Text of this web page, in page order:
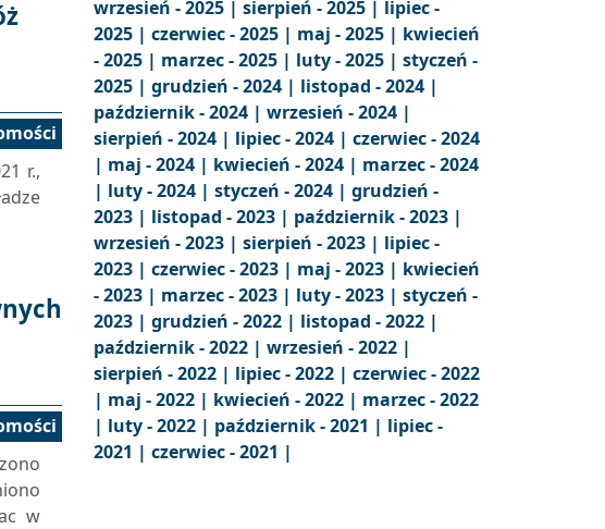
r.,
w
wrzesień - 2025 | sierpień - 2025 | lipiec -
2025 | czerwiec - 2025 | maj - 2025 | kwiecień
- 2025 | marzec - 2025 | luty - 2025 | styczeń -
2025 | grudzień - 2024 | listopad - 2024 |
październik - 2024 | wrzesień - 2024 |
sierpień - 2024 | lipiec - 2024 | czerwiec - 2024
| maj - 2024 | kwiecień - 2024 | marzec - 2024
| luty - 2024 | styczeń - 2024 | grudzień -
2023 | listopad - 2023 | październik - 2023 |
wrzesień - 2023 | sierpień - 2023 | lipiec -
2023 | czerwiec - 2023 | maj - 2023 | kwiecień
- 2023 | marzec - 2023 | luty - 2023 | styczeń -
2023 | grudzień - 2022 | listopad - 2022 |
październik - 2022 | wrzesień - 2022 |
sierpień - 2022 | lipiec - 2022 | czerwiec - 2022
| maj - 2022 | kwiecień - 2022 | marzec - 2022
| luty - 2022 | październik - 2021 | lipiec -
2021 | czerwiec - 2021 |